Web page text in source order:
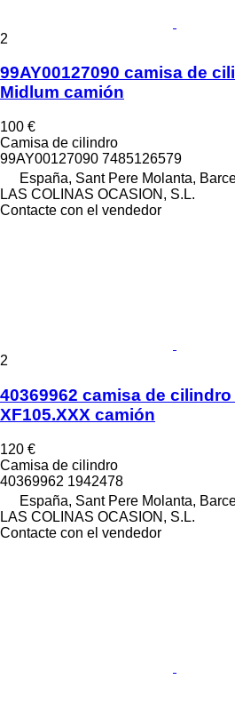
2
99AY00127090 camisa de
Midlum camión
100 €
Camisa de cilindro
99AY00127090 7485126579
España, Sant Pere Molanta,
LAS COLINAS OCASION, S.L.
Contacte con el vendedor
2
40369962 camisa de cilindro
XF105.XXX camión
120 €
Camisa de cilindro
40369962 1942478
España, Sant Pere Molanta,
LAS COLINAS OCASION, S.L.
Contacte con el vendedor